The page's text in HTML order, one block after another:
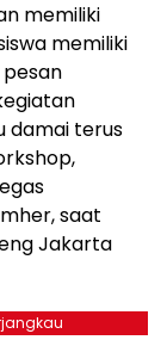
memiliki
memiliki
damai terus
saat
Jakarta